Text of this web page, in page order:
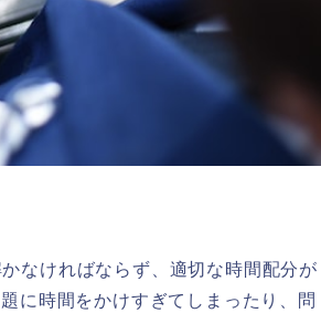
なければならず、適切な時間配分が
に時間をかけすぎてしまったり、問